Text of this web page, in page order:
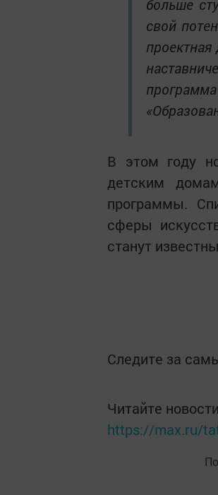
больше
свой
В этом году
детским
программы.
сферы
станут
Следите за
Читайте
https://max.ru/